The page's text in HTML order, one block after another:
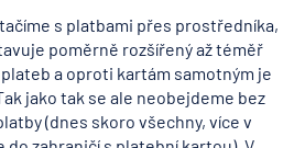
s platbami přes prostředníka,
poměrně rozšířený až téměř
a oproti kartám samotným je
jako tak se ale neobejdeme bez
(dnes skoro všechny, více v